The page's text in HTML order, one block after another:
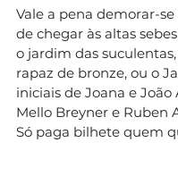
Vale a pena demorar-
de chegar às altas
o jardim das
rapaz de bronze, ou o
iniciais de Joana e
Mello Breyner e Ruben
Só paga bilhete quem